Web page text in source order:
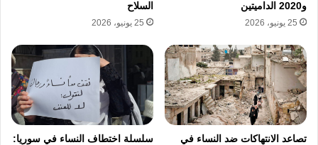
والمصابين، وسط استمرار اتهامات متبادلة بخرق
من جانبه، استعرض الأمين العام لمجلس الشعب،
محمد حمزة شموط، تفاصيل “الثلث المكمل”،
موضحًا أنه يضم 23 عضوًا من الأعيان و47 من
و2020 الداميتين
25 يونيو، 2026
السلاح
25 يونيو، 2026
تصاعد الانتهاكات ضد النساء في
سلسلة اختطاف النساء في سوريا: